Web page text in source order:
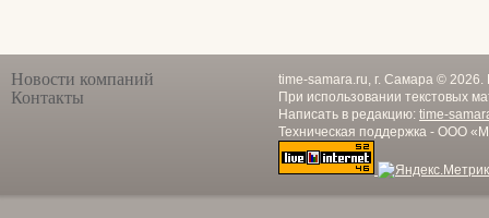
Новости компаний
Контакты
time-samara.ru, г. Самара ©
При использовании текстовых
Написать в редакцию: time-
Техническая поддержка - ООО